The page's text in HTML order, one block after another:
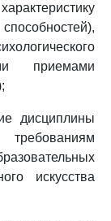
приемами
дисциплины
искусства